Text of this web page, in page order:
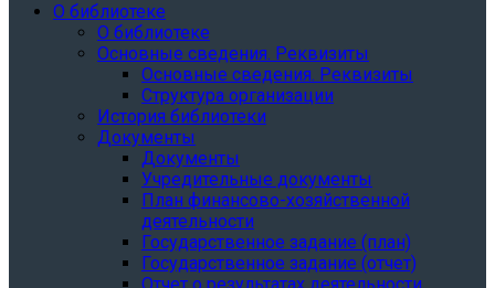
О библиотеке
О библиотеке
Основные сведения. Реквизиты
Основные сведения. Реквизиты
Структура организации
История библиотеки
Документы
Документы
Учредительные документы
План финансово-хозяйственной
деятельности
Государственное задание (план)
Государственное задание (отчет)